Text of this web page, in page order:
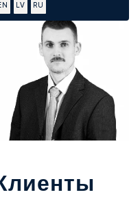
LV RU
НАМ